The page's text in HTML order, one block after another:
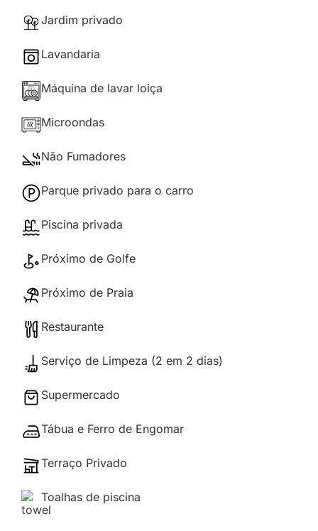
Jardim privado
Lavandaria
Máquina de lavar loiça
Microondas
Não Fumadores
Parque privado para o carro
Piscina privada
Próximo de Golfe
Próximo de Praia
Restaurante
Serviço de Limpeza (2 em 2 dias)
Supermercado
Tábua e Ferro de Engomar
Terraço Privado
Toalhas de piscina